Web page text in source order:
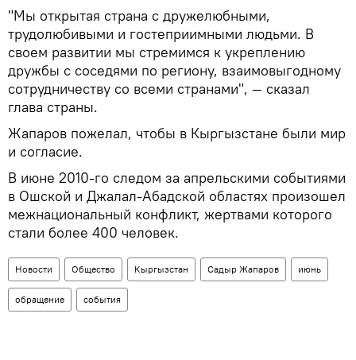
"Мы открытая страна с дружелюбными,
трудолюбивыми и гостеприимными людьми. В
своем развитии мы стремимся к укреплению
дружбы с соседями по региону, взаимовыгодному
сотрудничеству со всеми странами", — сказал
глава страны.
Жапаров пожелал, чтобы в Кыргызстане были мир
и согласие.
В июне 2010-го следом за апрельскими событиями
в Ошской и Джалал-Абадской областях произошел
межнациональный конфликт, жертвами которого
стали более 400 человек.
Новости Общество Кыргызстан Садыр Жапаров июнь
обращение события